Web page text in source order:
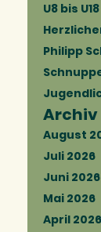
U8 bis U18
Philipp
Archiv
August
Juli 2026
Juni 2026
Mai 2026
April 2026